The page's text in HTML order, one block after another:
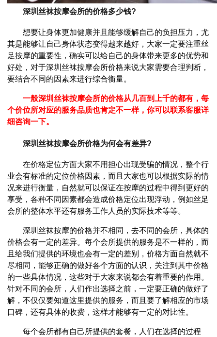
深圳丝袜按摩会所的价格多少钱?
想要让身体更加健康并且能够缓解自己的负担压力，尤
其是能够让自己身体状态变得越来越好，大家一定要注重丝
足按摩的重要性，确实可以给自己的身体带来更多的优势和
好处，对于深圳丝袜按摩会所价格来说大家需要合理判断，
要结合不同的因素来进行综合衡量。
一般深圳丝袜按摩会所的价格从几百到上千的都有，每
个价位所对应的服务品质也肯定不一样，你可以联系客服详
细咨询一下。
深圳丝袜按摩会所价格为何会有差异?
在价格定位方面大家不用担心出现受骗的情况，整个行
业会有标准的定位价格因素，而且大家也可以根据实际的情
况来进行衡量，自然就可以保证在按摩的过程中得到更好的
享受，各种不同因素都会造成价格定位出现浮动，例如丝足
会所的整体水平还有服务工作人员的实际技术等等。
深圳丝袜按摩的价格并不相同，去不同的会所，具体的
价格会有一定的差异。每个会所提供的服务是不一样的，而
且给我们提供的环境也会有一定的差别，价格方面自然就不
尽相同，能够正确的做好各个方面的认识，关注到其中价格
的一些具体情况，这些对于大家来说都会有着重要的作用。
针对不同的会所，人们作出选择之前，一定要正确的做好了
解，不仅仅要知道这里提供的服务，而且要了解相应的市场
口碑，还有具体的收费，这样才能够有一定的对比性。
每个会所都有自己所提供的套餐，人们在选择的过程